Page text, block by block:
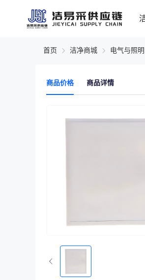
首页 洁净商城 电气与照明
商品价格 商品详情